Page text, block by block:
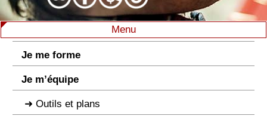
Menu
Je me forme
Je m’équipe
Outils et plans